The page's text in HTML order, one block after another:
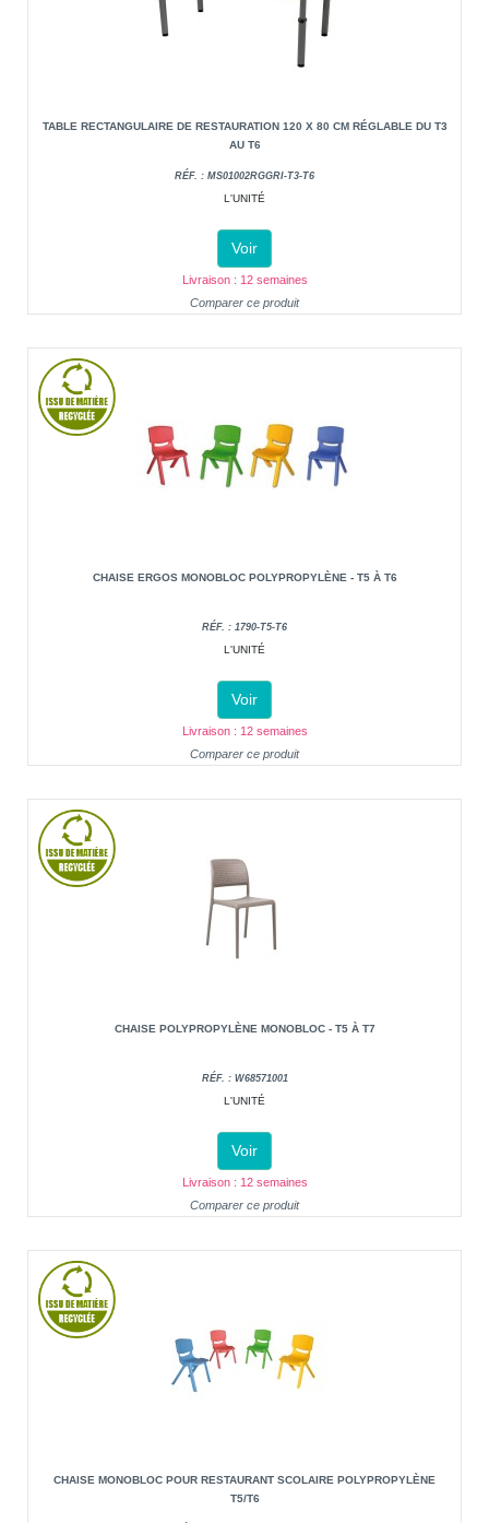
TABLE RECTANGULAIRE DE RESTAURATION 120 X 80 CM RÉGLABLE DU T3
AU T6
RÉF. : MS01002RGGRI-T3-T6
L'UNITÉ
Voir
Livraison : 12 semaines
Comparer ce produit
CHAISE ERGOS MONOBLOC POLYPROPYLÈNE - T5 À T6
RÉF. : 1790-T5-T6
L'UNITÉ
Voir
Livraison : 12 semaines
Comparer ce produit
CHAISE POLYPROPYLÈNE MONOBLOC - T5 À T7
RÉF. : W68571001
L'UNITÉ
Voir
Livraison : 12 semaines
Comparer ce produit
CHAISE MONOBLOC POUR RESTAURANT SCOLAIRE POLYPROPYLÈNE
T5/T6